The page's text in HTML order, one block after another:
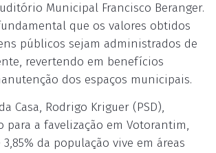
Municipal Francisco Beranger.
que os valores obtidos
públicos sejam administrados de
revertendo em benefícios
dos espaços municipais.
Casa, Rodrigo Kriguer (PSD),
para a favelização em Votorantim,
da população vive em áreas